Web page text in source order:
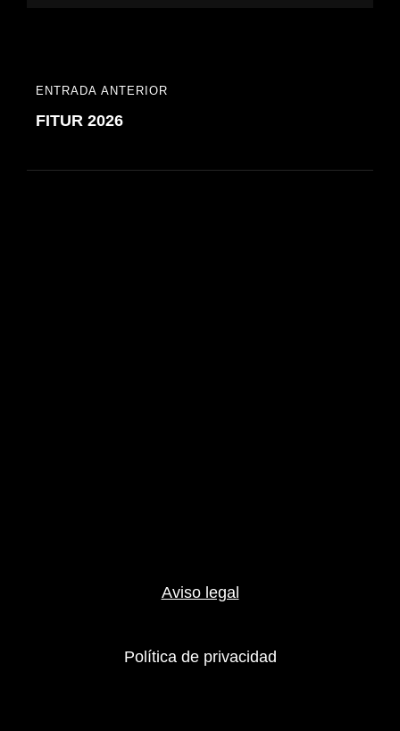
Navegación
de
ENTRADA
ANTERIOR
ENTRADA ANTERIOR
FITUR 2026
Aviso legal
Política de privacidad